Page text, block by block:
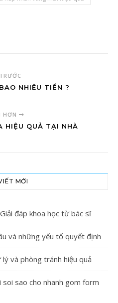
TRƯỚC
NHIÊU TIỀN ?
HƠN
HIỆU QUẢ TẠI NHÀ
MỚI
đáp khoa học từ bác sĩ
và những yếu tố quyết định
và phòng tránh hiệu quả
soi sao cho nhanh gom form